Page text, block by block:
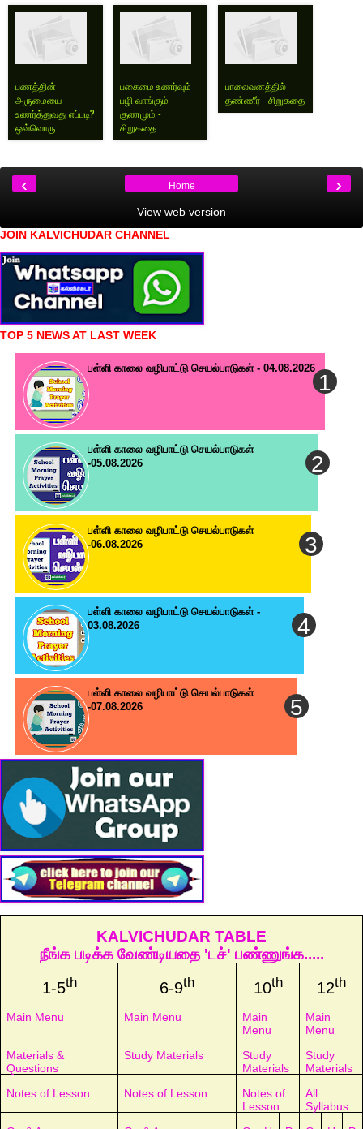
பணத்தின்
அருமையை
உணர்த்துவது எப்படி?
ஒவ்வொரு ...
பகைமை உணர்வும்
பழி வாங்கும்
குணமும் -
சிறுகதை...
பாலைவனத்தில்
தண்ணீர் - சிறுகதை
‹ ›
Home
View web version
JOIN KALVICHUDAR CHANNEL
TOP 5 NEWS AT LAST WEEK
பள்ளி காலை வழிபாட்டு செயல்பாடுகள் - 04.08.2026
பள்ளி காலை வழிபாட்டு செயல்பாடுகள்
-05.08.2026
பள்ளி காலை வழிபாட்டு செயல்பாடுகள்
-06.08.2026
பள்ளி காலை வழிபாட்டு செயல்பாடுகள் -
03.08.2026
பள்ளி காலை வழிபாட்டு செயல்பாடுகள்
-07.08.2026
KALVICHUDAR TABLE
நீங்க படிக்க வேண்டியதை 'டச்' பண்ணுங்க.....
1-5th 6-9th 10th 12th
Main Menu Main Menu
Main
Menu
Main
Menu
Materials &
Questions
Study Materials
Study
Materials
Study
Materials
Notes of Lesson
Notes of Lesson
Notes of
Lesson
All
Syllabus